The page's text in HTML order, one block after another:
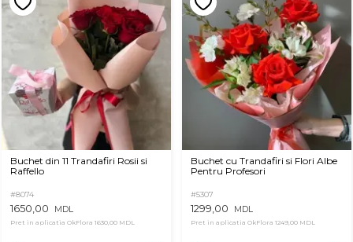
Buchet din 11 Trandafiri Rosii si
Raffello
#8074
1650,00 MDL
Pret in aplicatia OkFlora 1630,00 MDL
Buchet cu Trandafiri si Flori Albe
Pentru Profesori
#5307
1299,00 MDL
Pret in aplicatia OkFlora 1249,00 MDL